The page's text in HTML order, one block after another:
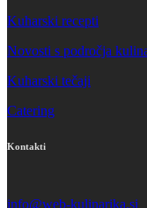
Kuharski recepti
Novosti s področja
Kuharski tečaji
Catering
Kontakti
info@web-kulinarika.si